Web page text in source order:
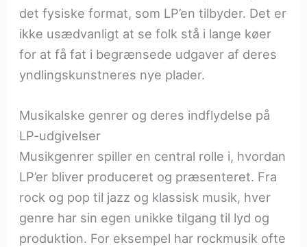
det fysiske format, som LP’en tilbyder. Det er
ikke usædvanligt at se folk stå i lange køer
for at få fat i begrænsede udgaver af deres
yndlingskunstneres nye plader.
Musikalske genrer og deres indflydelse på
LP-udgivelser
Musikgenrer spiller en central rolle i, hvordan
LP’er bliver produceret og præsenteret. Fra
rock og pop til jazz og klassisk musik, hver
genre har sin egen unikke tilgang til lyd og
produktion. For eksempel har rockmusik ofte